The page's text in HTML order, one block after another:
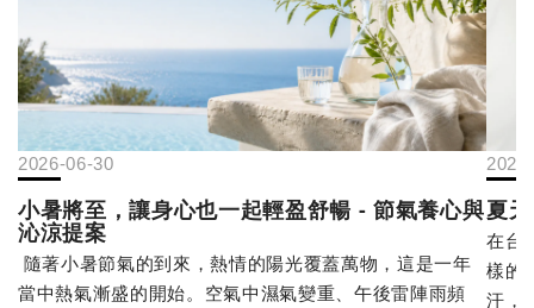
2026-06-30
小暑將至，讓身心也一起輕盈舒暢 - 節氣養心與
沁涼提案
隨著小暑節氣的到來，熱情的陽光覆蓋萬物，這是一年
當中熱氣漸盛的開始。空氣中濕氣變重、午後雷陣雨頻
夏
在台
樣的
汗，